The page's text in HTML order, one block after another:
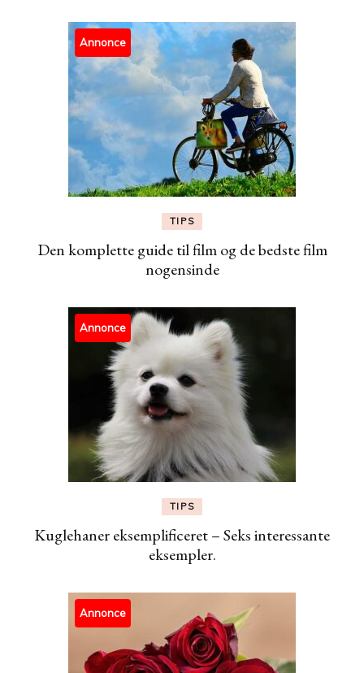
Annonce
TIPS
Den komplette guide til film og de bedste film
nogensinde
Annonce
TIPS
Kuglehaner eksemplificeret – Seks interessante
eksempler.
Annonce